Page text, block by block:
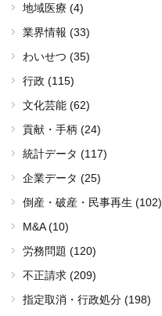
地域医療 (4)
業界情報 (33)
わいせつ (35)
行政 (115)
文化芸能 (62)
貢献・手柄 (24)
統計データ (117)
企業データ (25)
倒産・破産・民事再生 (102)
M&A (10)
労務問題 (120)
不正請求 (209)
指定取消・行政処分 (198)